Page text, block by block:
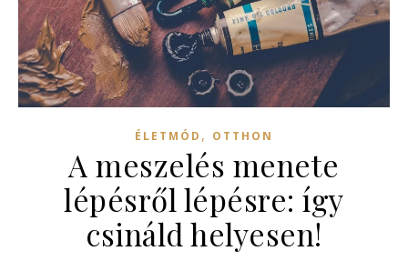
ÉLETMÓD , OTTHON
A meszelés menete
lépésről lépésre: így
csináld helyesen!